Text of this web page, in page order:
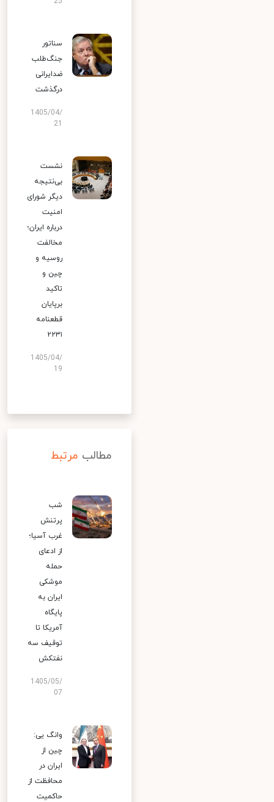
سناتور
جنگ‌طلب
ضدایرانی
درگذشت
1405/04/
نشست
بی‌نتیجه
دیگر شورای
امنیت
درباره ایران؛
مخالفت
روسیه و
چین و
تاکید
برپایان
قطعنامه
۲۲۳۱
1405/04/
19
مطالب مرتبط
شب
پرتنش
غرب آسیا؛
از ادعای
حمله
موشکی
ایران به
پایگاه
آمریکا تا
توقیف سه
نفتکش
1405/05/
07
وانگ یی:
چین از
ایران در
محافظت از
حاکمیت